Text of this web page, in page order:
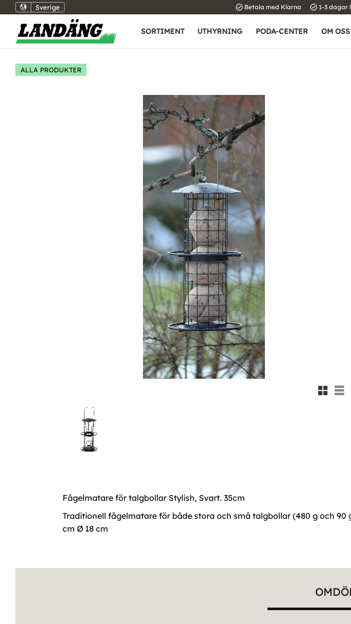
Sverige task_alt Betala med Klarna task_alt 1-3 dagar
SORTIMENT UTHYRNING PODA-CENTER OM OSS
ALLA PRODUKTER
Rutnätsvy
Fågelmatare för talgbollar Stylish, Svart. 35cm
Traditionell fågelmatare för både stora och små talgbollar (480 g och
cm Ø 18 cm